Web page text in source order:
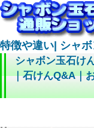
特徴や違い| シャ
シャボン玉石け
｜石けんQ&A｜